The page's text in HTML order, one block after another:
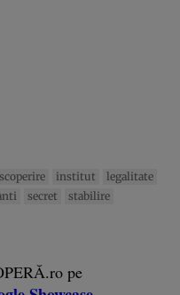
institut
legalitate
secret
stabilire
pe